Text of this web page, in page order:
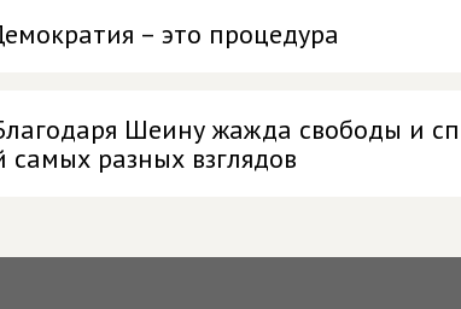
– это процедура
Шеину жажда свободы и
разных взглядов